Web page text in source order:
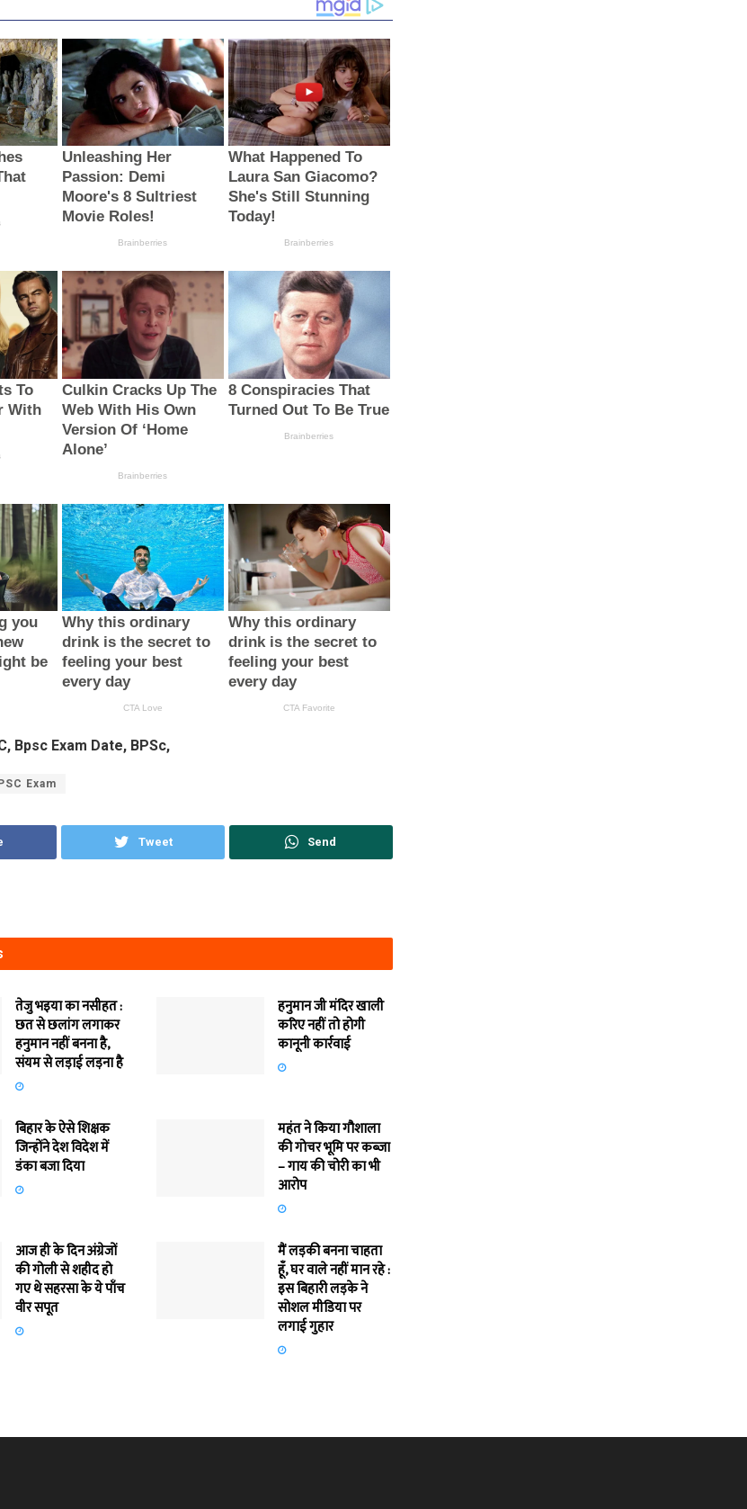
Exam
Tweet Send
तेजु भइया का नसीहत :
छत से छलांग लगाकर
हनुमान नहीं बनना है,
संयम से लड़ाई लड़ना है
हनुमान जी मंदिर खाली
करिए नहीं तो होगी
कानूनी कार्रवाई
बिहार के ऐसे शिक्षक
जिन्होंने देश विदेश में
डंका बजा दिया
महंत ने किया गौशाला
की गोचर भूमि पर कब्जा
– गाय की चोरी का भी
आरोप
आज ही के दिन अंग्रेजों
की गोली से शहीद हो
गए थे सहरसा के ये पाँच
वीर सपूत
मैं लड़की बनना चाहता
हूँ, घर वाले नहीं मान रहे :
इस बिहारी लड़के ने
सोशल मीडिया पर
लगाई गुहार